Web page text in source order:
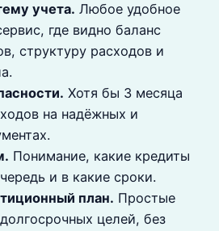
учета. Любое удобное
где видно баланс
структуру расходов и
Хотя бы 3 месяца
на надёжных и
Понимание, какие кредиты
и в какие сроки.
план. Простые
целей, без